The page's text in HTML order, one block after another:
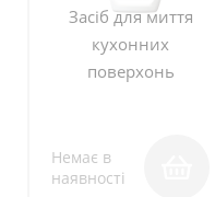
Засіб для миття
кухонних
поверхонь
Немає в
наявності